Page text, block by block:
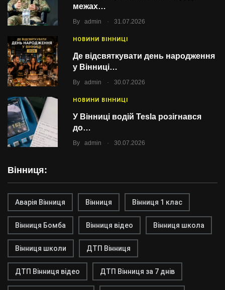
межах…
By admin . 31.07.2026
НОВИНИ ВІННИЦІ
Де відсвяткувати день народження
у Вінниці…
By admin . 30.07.2026
НОВИНИ ВІННИЦІ
У Вінниці водій Tesla розігнався
до…
By admin . 30.07.2026
Вінниця:
Аварія Вінниця Вінниця Вінниця 1 клас
Вінниця Бомба Вінниця відео Вінниця школа
Вінниця школи ДТП Вінниця
ДТП Вінниця відео ДТП Вінниця за 7 днів